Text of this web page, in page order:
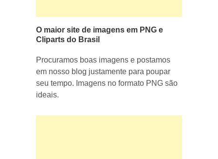
O maior site de imagens em PNG e
Cliparts do Brasil
Procuramos boas imagens e postamos
em nosso blog justamente para poupar
seu tempo. Imagens no formato PNG são
ideais.